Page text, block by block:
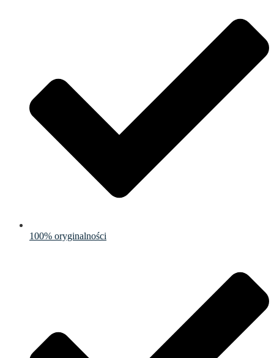
100% oryginalności